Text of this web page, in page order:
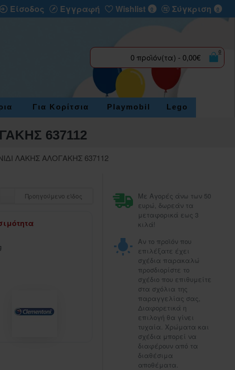
Είσοδος Εγγραφή Wishlist 0 Σύγκριση 0
0 προϊόν(τα) - 0,00€
0
Για Κορίτσια Playmobil Lego
ΛΑΚΗΣ ΑΛΟΓΑΚΗΣ 637112
637112
Προηγούμενο είδος
Με Αγορές άνω των 50
ευρώ, δωρεάν τα
μεταφορικά εως 3
κιλά!
Αν το προϊόν που
επιλέξατε έχει
σχέδια παρακαλώ
προσδιορίστε το
σχέδιο που επιθυμείτε
στα σχόλια της
παραγγελίας σας,
Διαφορετικά η
επιλογή θα γίνει
τυχαία. Χρώματα και
σχέδια μπορεί να
διαφέρουν από τα
διαθέσιμα
αποθέματα.